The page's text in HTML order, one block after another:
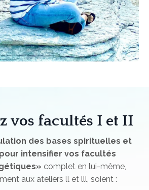
vos facultés I et II
des bases spirituelles et
intensifier vos facultés
complet en lui-même,
aux ateliers ll et lll, soient :